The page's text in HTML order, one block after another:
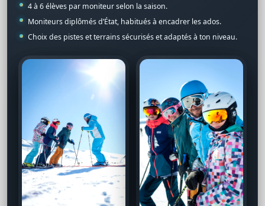
4 à 6 élèves par moniteur selon la saison.
Moniteurs diplômés d’État, habitués à encadrer les ados.
Choix des pistes et terrains sécurisés et adaptés à ton niveau.